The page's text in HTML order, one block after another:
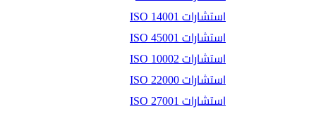
استشارات ISO 14001
استشارات ISO 45001
استشارات ISO 10002
استشارات ISO 22000
استشارات ISO 27001